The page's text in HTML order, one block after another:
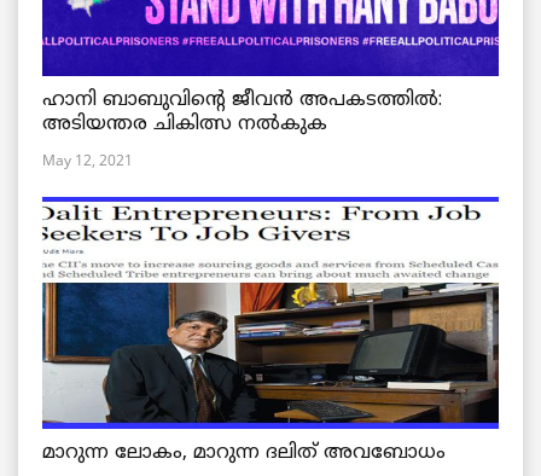
ഹാനി ബാബുവിന്റെ ജീവൻ അപകടത്തിൽ:
അടിയന്തര ചികിത്സ നൽകുക
May 12, 2021
മാറുന്ന ലോകം, മാറുന്ന ദലിത് അവബോധം